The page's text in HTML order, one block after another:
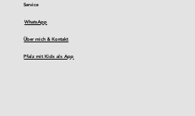
Service
WhatsApp
Über mich & Kontakt
Pfalz mit Kids als App